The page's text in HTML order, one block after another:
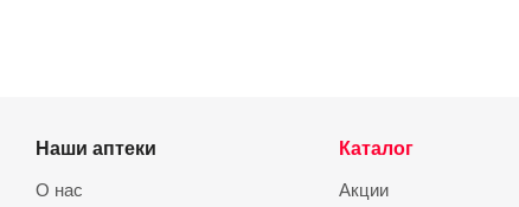
Наши аптеки
О нас
Каталог
Акции